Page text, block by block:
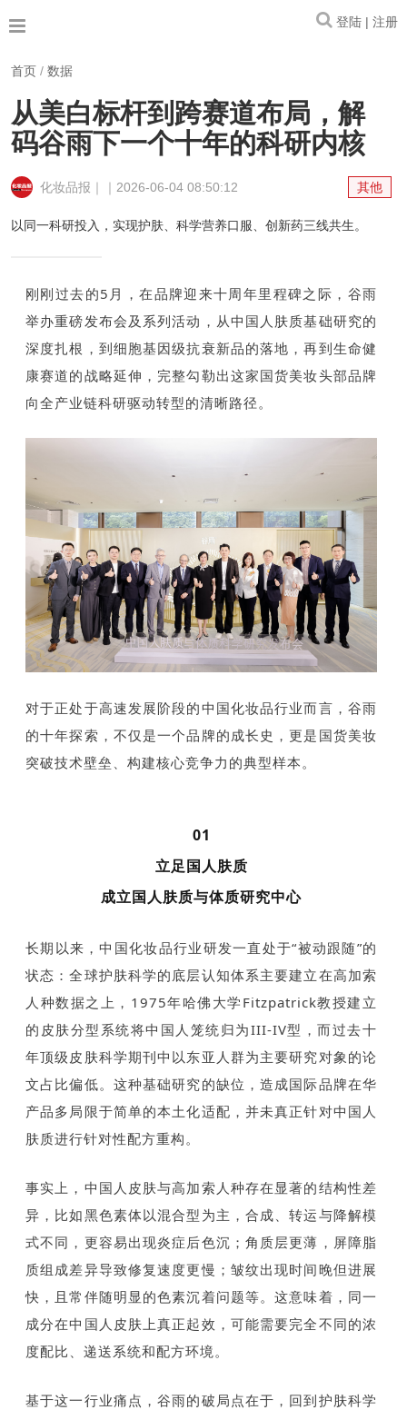
登陆 | 注册
首页 / 数据
从美白标杆到跨赛道布局，解
码谷雨下一个十年的科研内核
化妆品报｜｜2026-06-04 08:50:12 其他
以同一科研投入，实现护肤、科学营养口服、创新药三线共生。
刚刚过去的5月，在品牌迎来十周年里程碑之际，谷雨
举办重磅发布会及系列活动，从中国人肤质基础研究的
深度扎根，到细胞基因级抗衰新品的落地，再到生命健
康赛道的战略延伸，完整勾勒出这家国货美妆头部品牌
向全产业链科研驱动转型的清晰路径。
对于正处于高速发展阶段的中国化妆品行业而言，谷雨
的十年探索，不仅是一个品牌的成长史，更是国货美妆
突破技术壁垒、构建核心竞争力的典型样本。
01
立足国人肤质
成立国人肤质与体质研究中心
长期以来，中国化妆品行业研发一直处于“被动跟随”的
状态：全球护肤科学的底层认知体系主要建立在高加索
人种数据之上，1975年哈佛大学Fitzpatrick教授建立
的皮肤分型系统将中国人笼统归为III-IV型，而过去十
年顶级皮肤科学期刊中以东亚人群为主要研究对象的论
文占比偏低。这种基础研究的缺位，造成国际品牌在华
产品多局限于简单的本土化适配，并未真正针对中国人
肤质进行针对性配方重构。
事实上，中国人皮肤与高加索人种存在显著的结构性差
异，比如黑色素体以混合型为主，合成、转运与降解模
式不同，更容易出现炎症后色沉；角质层更薄，屏障脂
质组成差异导致修复速度更慢；皱纹出现时间晚但进展
快，且常伴随明显的色素沉着问题等。这意味着，同一
成分在中国人皮肤上真正起效，可能需要完全不同的浓
度配比、递送系统和配方环境。
基于这一行业痛点，谷雨的破局点在于，回到护肤科学